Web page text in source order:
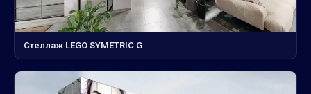
Стеллаж LEGO SYMETRIC G